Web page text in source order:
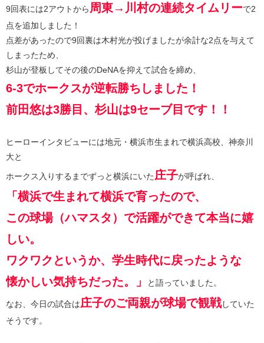
9回表には2アウトから 周東→川村の連続タイムリーで2
点を追加しました！
点差があったので9回裏は木村光が投げましたが余計な2点を与えて
しまったため、
杉山が登板してその後のDeNAを抑えて試合を締め、
6-3でホークスが逆転勝ちしました！
前田悠は3勝目、杉山は9セーブ目です！！
ヒーローインタビューには地元・横浜市生まれで横浜高校、神奈川
大と
ホークス入りするまでずっと横浜にいた 庄子が呼ばれ、
「横浜で生まれて横浜で育ったので、
この球場（ハマスタ）で活躍ができて本当に嬉
しい。
ワクワクというか、学生時代に戻ったような
懐かしい気持ちだった。」
と語っていました。
なお、今日の試合は庄子のご両親が球場で観戦していた
そうです。